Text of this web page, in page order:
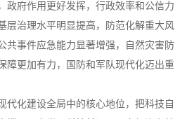
政府作用更好发挥，行政效率和公信力
层治理水平明显提高，防范化解重大风
共事件应急能力显著增强，自然灾害防
障更加有力，国防和军队现代化迈出重
代化建设全局中的核心地位，把科技自